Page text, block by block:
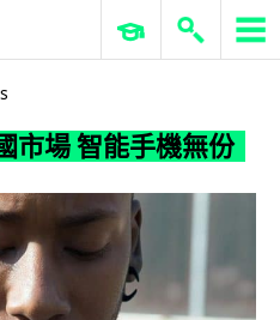
國市場 智能手機無份
ERP 與商業 AI
市場 智能手機無份